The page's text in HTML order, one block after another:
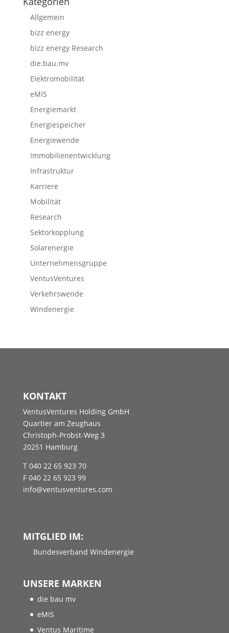
Allgemein
bizz energy
bizz energy Research
die.bau.mv
Elektromobilität
eMIS
Energiemarkt
Energiespeicher
Energiewende
Immobilienentwicklung
Infrastruktur
Karriere
Mobilität
Research
Sektorkopplung
Solarenergie
Unternehmensgruppe
VentusVentures
Verkehrswende
Windenergie
KONTAKT
VentusVentures Holding GmbH
Quartier am Zeughaus
Christoph-Probst-Weg 3
20251 Hamburg
T 040 22 65 923 70
F 040 22 65 923 99
info@ventusventures.com
MITGLIED IM:
Bundesverband Windenergie
UNSERE MARKEN
die bau mv
eMIS
Ventus Maritime